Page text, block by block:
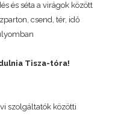
és séta a virágok között
csend, tér, idő
Tisza-tóra!
szolgáltatók közötti